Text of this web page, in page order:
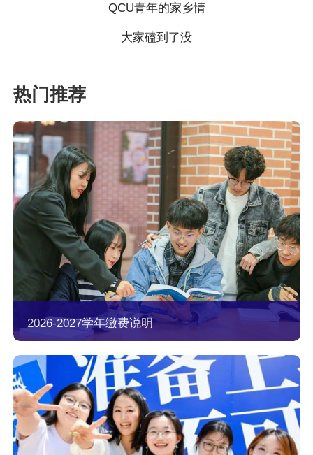
QCU青年的家乡情
大家磕到了没
2026-2027学年缴费说明